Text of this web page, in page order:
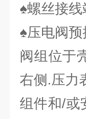
♠螺丝接线
♠压电阀预
阀组位于
右侧.压力
组件和/或